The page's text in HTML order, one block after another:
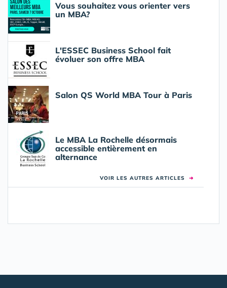
Vous souhaitez vous orienter vers
un MBA?
L'ESSEC Business School fait
évoluer son offre MBA
Salon QS World MBA Tour à Paris
Le MBA La Rochelle désormais
accessible entièrement en
alternance
VOIR LES AUTRES ARTICLES ➜